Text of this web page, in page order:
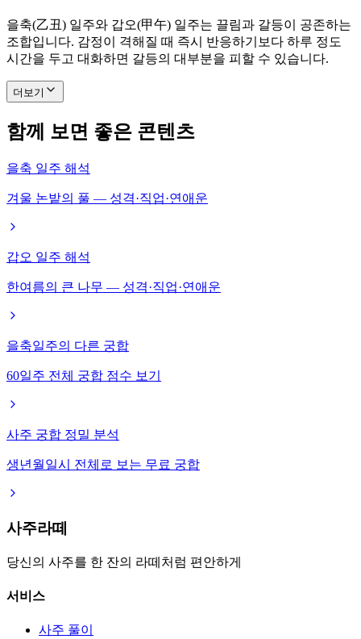
을축(乙丑) 일주와 갑오(甲午) 일주는 끌림과 갈등이 공존하는
조합입니다. 감정이 격해질 때 즉시 반응하기보다 하루 정도
시간을 두고 대화하면 갈등의 대부분을 피할 수 있습니다.
더보기
함께 보면 좋은 콘텐츠
을축 일주 해석
겨울 논밭의 풀 — 성격·직업·연애운
갑오 일주 해석
한여름의 큰 나무 — 성격·직업·연애운
을축일주의 다른 궁합
60일주 전체 궁합 점수 보기
사주 궁합 정밀 분석
생년월일시 전체로 보는 무료 궁합
사주라떼
당신의 사주를 한 잔의 라떼처럼 편안하게
서비스
사주 풀이